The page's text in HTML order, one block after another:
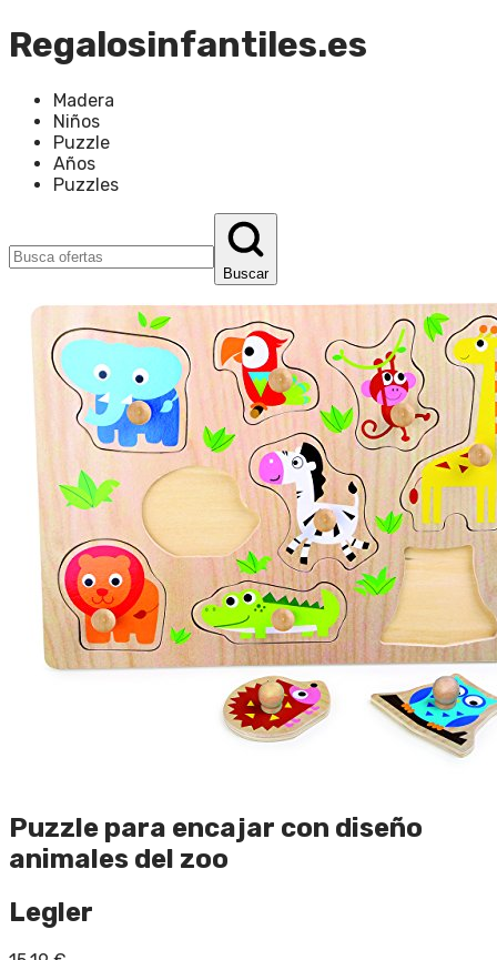
Regalosinfantiles.es
Madera
Niños
Puzzle
Años
Puzzles
Buscar
Puzzle para encajar con diseño
animales del zoo
Legler